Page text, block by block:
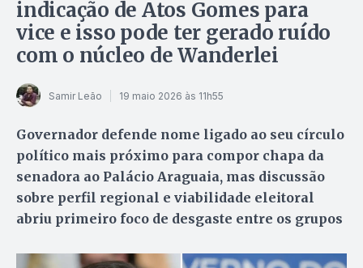
indicação de Atos Gomes para
vice e isso pode ter gerado ruído
com o núcleo de Wanderlei
Samir Leão 19 maio 2026 às 11h55
Governador defende nome ligado ao seu círculo
político mais próximo para compor chapa da
senadora ao Palácio Araguaia, mas discussão
sobre perfil regional e viabilidade eleitoral
abriu primeiro foco de desgaste entre os grupos